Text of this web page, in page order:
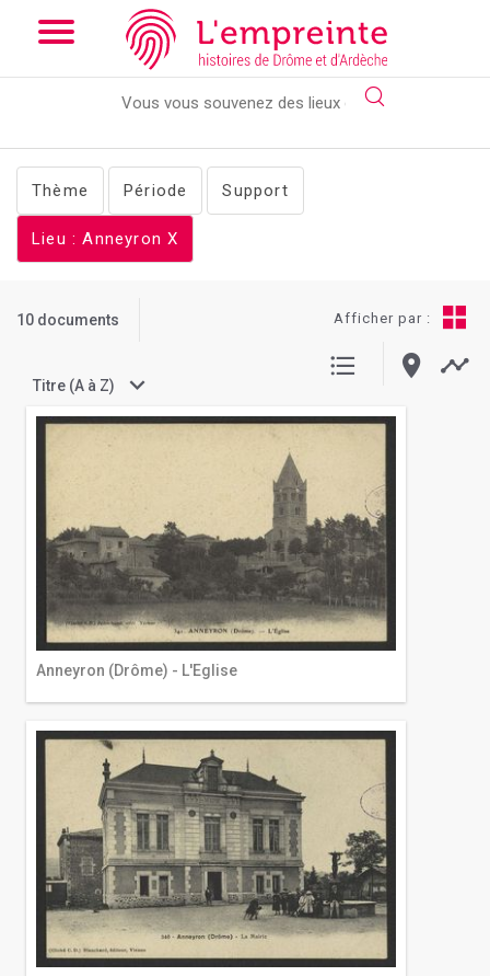
Array ( [slug] => documents [lieu] => Anneyron )
slick-theme.css if you want the default styling
Thème Période Support
Lieu : AnneyronX
10 documents
Titre (A à Z)
Afficher par :
Anneyron (Drôme) - L'Eglise